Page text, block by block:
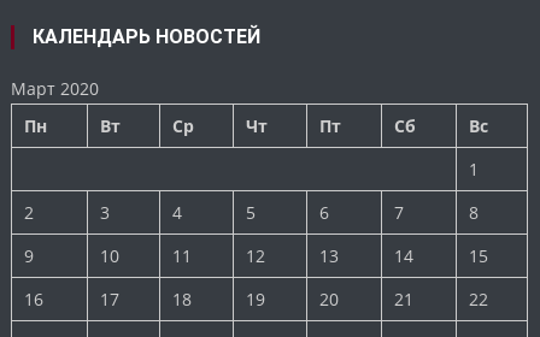
КАЛЕНДАРЬ НОВОСТЕЙ
Март 2020
Пн
Вт Ср Чт Пт Сб
Вс
1
2
3 4 5 6 7
8
9
10 11 12 13 14
15
16
17 18 19 20 21
22